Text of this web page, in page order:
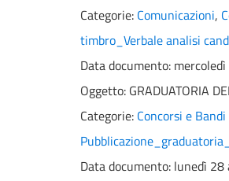
Categorie: Comunicazioni,
timbro_Verbale analisi
Data documento:
Oggetto: GRADUATORIA
Categorie: Concorsi e Bandi
Data documento: lunedì 28